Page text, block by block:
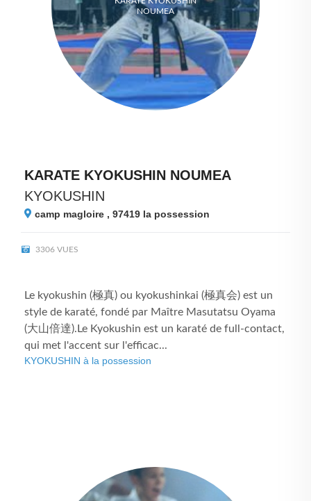
NOUMEA
KARATE KYOKUSHIN NOUMEA
KYOKUSHIN
camp magloire , 97419 la possession
3306 VUES
Le kyokushin (極真) ou kyokushinkai (極真会) est un
style de karaté, fondé par Maître Masutatsu Oyama
(大山倍達).Le Kyokushin est un karaté de full-contact,
qui met l'accent sur l'efficac...
KYOKUSHIN à la possession